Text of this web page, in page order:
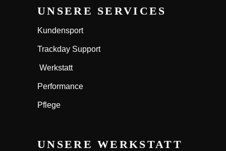
UNSERE SERVICES
Kundensport
Trackday Support
Werkstatt
Performance
Pflege
UNSERE WERKSTATT